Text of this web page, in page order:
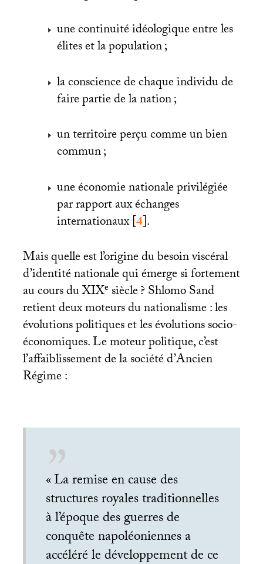
une continuité idéologique entre les
élites et la population;
la conscience de chaque individu de
faire partie de la nation;
un territoire perçu comme un bien
commun;
une économie nationale privilégiée
par rapport aux échanges
internationaux[4].
Mais quelle est l’origine du besoin viscéral
d’identité nationale qui émerge si fortement
au cours duXIXesiècle? Shlomo Sand
retient deux moteurs du nationalisme : les
évolutions politiques et les évolutions socio-
économiques. Le moteur politique, c’est
l’affaiblissement de la société d’Ancien
Régime :
«La remise en cause des
structures royales traditionnelles
à l’époque des guerres de
conquête napoléoniennes a
accéléré le développement de ce